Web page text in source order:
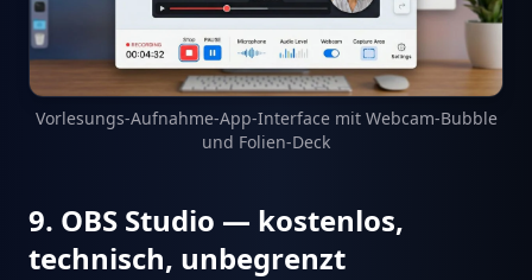
Vorlesungs-Aufnahme-App-Interface mit Webcam-Bubble
und Folien-Deck
9. OBS Studio — kostenlos,
technisch, unbegrenzt